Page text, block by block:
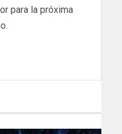
para la próxima